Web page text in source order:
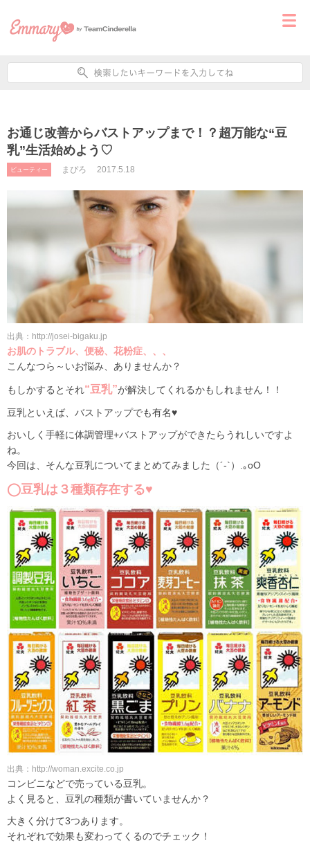
お通じ改善からバストアップまで！？超万能な“豆
乳”生活始めよう♡
ビューティー まぴろ 2017.5.18
出典：http://josei-bigaku.jp
お肌のトラブル、便秘、花粉症、、、
こんなつら～いお悩み、ありませんか？
もしかするとそれ“豆乳”が解決してくれるかもしれません！！
豆乳といえば、バストアップでも有名♥
おいしく手軽に体調管理+バストアップができたらうれしいですよ
ね。
今回は、そんな豆乳についてまとめてみました（´-`）.｡oO
◯豆乳は３種類存在する♥
出典：http://woman.excite.co.jp
コンビニなどで売っている豆乳。
よく見ると、豆乳の種類が書いていませんか？
大きく分けて3つあります。
それぞれで効果も変わってくるのでチェック！